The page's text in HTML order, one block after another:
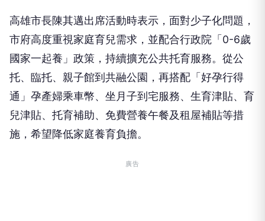
高雄市長陳其邁出席活動時表示，面對少子化問題，
市府高度重視家庭育兒需求，並配合行政院「0-6歲
國家一起養」政策，持續擴充公共托育服務。從公
托、臨托、親子館到共融公園，再搭配「好孕行得
通」孕產婦乘車幣、坐月子到宅服務、生育津貼、育
兒津貼、托育補助、免費營養午餐及租屋補貼等措
施，希望降低家庭養育負擔。
廣告